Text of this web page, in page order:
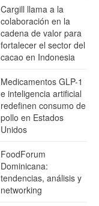
Cargill llama a la
colaboración en la
cadena de valor para
fortalecer el sector del
cacao en Indonesia
Medicamentos GLP-1
e inteligencia artificial
redefinen consumo de
pollo en Estados
Unidos
FoodForum
Dominicana:
tendencias, análisis y
networking